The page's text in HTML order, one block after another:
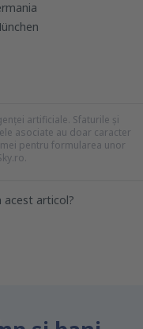
artificiale. Sfaturile și
asociate au doar caracter
pentru formularea unor
acest articol?